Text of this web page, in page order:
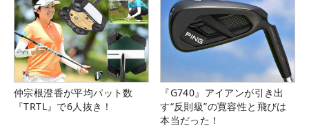
仲宗根澄香が平均パット数
『TRTL』で6人抜き！
『G740』アイアンが引き出
す“反則級”の寛容性と飛びは
本当だった！